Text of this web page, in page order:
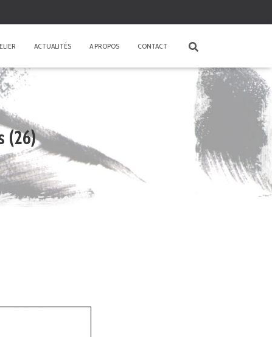
ACTUALITÉS A PROPOS CONTACT
(26)